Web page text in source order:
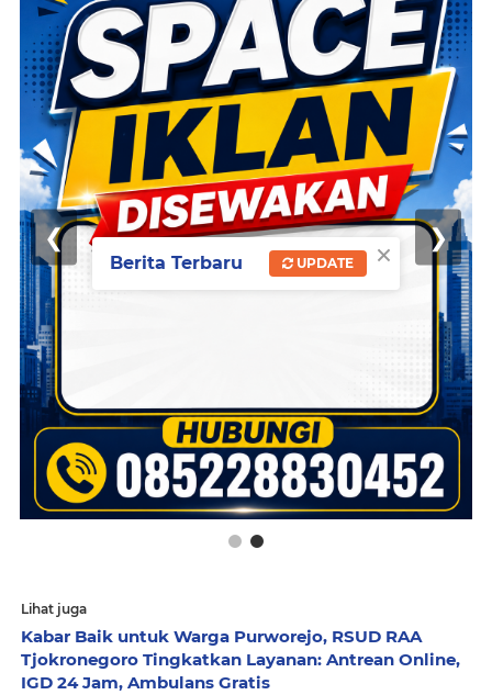
❮ ❯
Lihat juga
Kabar Baik untuk Warga Purworejo, RSUD RAA
Tjokronegoro Tingkatkan Layanan: Antrean Online,
IGD 24 Jam, Ambulans Gratis
×
Berita Terbaru UPDATE